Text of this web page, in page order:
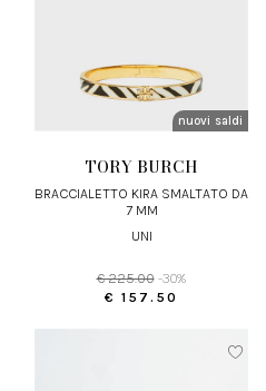
nuovi arrivi
saldi
TORY BURCH
BRACCIALETTO KIRA SMALTATO DA
7 MM
UNI
€ 225.00 -30%
€ 157.50